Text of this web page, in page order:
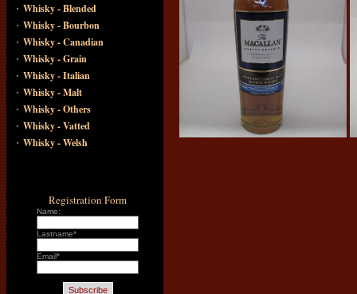
· Whisky - Blended
· Whisky - Bourbon
· Whisky - Canadian
· Whisky - Grain
· Whisky - Italian
· Whisky - Malt
· Whisky - Others
· Whisky - Vatted
· Whisky - Welsh
Registration Form
Name:
Lastname*
Email*